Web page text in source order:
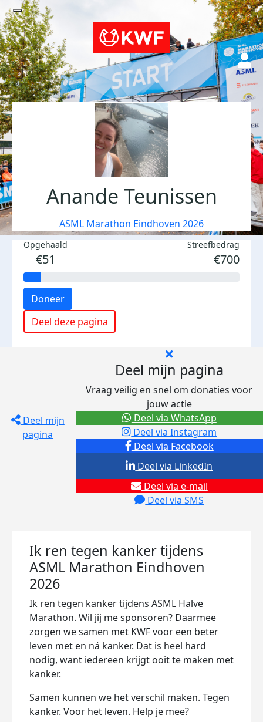
Anande Teunissen
ASML Marathon Eindhoven 2026
Opgehaald
€51
Streefbedrag
€700
Doneer
Deel deze pagina
Deel mijn
pagina
Deel mijn pagina
Vraag veilig en snel om donaties voor
jouw actie
Deel via Facebook
Deel via Instagram
Deel via e-mail
Deel via SMS
Deel via LinkedIn
Deel via WhatsApp
Ik ren tegen kanker tijdens
ASML Marathon Eindhoven
2026
Ik ren tegen kanker tijdens ASML Halve
Marathon. Wil jij me sponsoren? Daarmee
zorgen we samen met KWF voor een beter
leven met en ná kanker. Dat is heel hard
nodig, want iedereen krijgt ooit te maken met
kanker.
Samen kunnen we het verschil maken. Tegen
kanker. Voor het leven. Help je mee?